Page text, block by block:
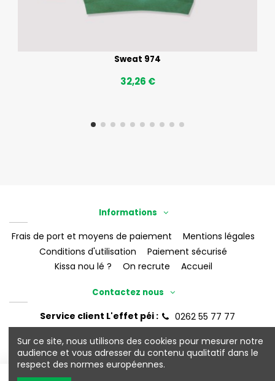
Sweat 974
32,26 €
Informations
Frais de port et moyens de paiement
Mentions légales
Conditions d'utilisation
Paiement sécurisé
Kissa nou lé ?
On recrute Accueil
Contactez nous
Service client L'effet péi :
0262 55 77 77
Sur ce site, nous utilisons des cookies pour mesurer notre
audience et vous adresser du contenu qualitatif dans le
respect des normes européennes.